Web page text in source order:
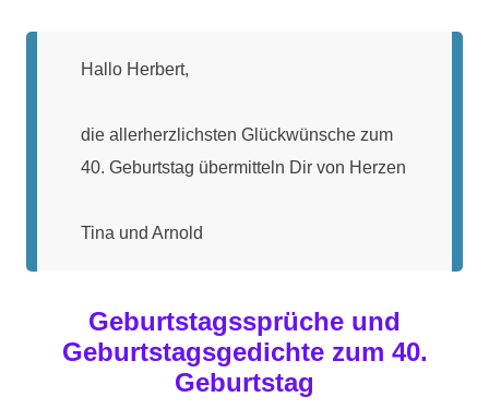
Hallo Herbert,
die allerherzlichsten Glückwünsche zum
40. Geburtstag übermitteln Dir von Herzen
Tina und Arnold
Geburtstagssprüche und
Geburtstagsgedichte zum 40.
Geburtstag